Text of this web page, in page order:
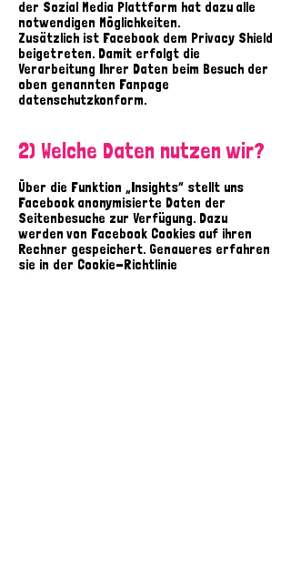
der Sozial Media Plattform hat dazu alle
notwendigen Möglichkeiten.
Zusätzlich ist Facebook dem Privacy Shield
beigetreten. Damit erfolgt die
Verarbeitung Ihrer Daten beim Besuch der
oben genannten Fanpage
datenschutzkonform.
2) Welche Daten nutzen wir?
Über die Funktion „Insights“ stellt uns
Facebook anonymisierte Daten der
Seitenbesuche zur Verfügung. Dazu
werden von Facebook Cookies auf ihren
Rechner gespeichert. Genaueres erfahren
sie in der Cookie-Richtlinie